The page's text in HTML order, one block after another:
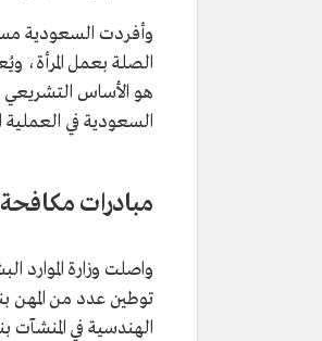
وأفردت السعودية
هو الأساس التشريعي
السعودية في العملية
مبادرات
واصلت وزارة الموارد
توطين عدد من المهن
الهندسية في المنشآت بنسبة 20%، في عام